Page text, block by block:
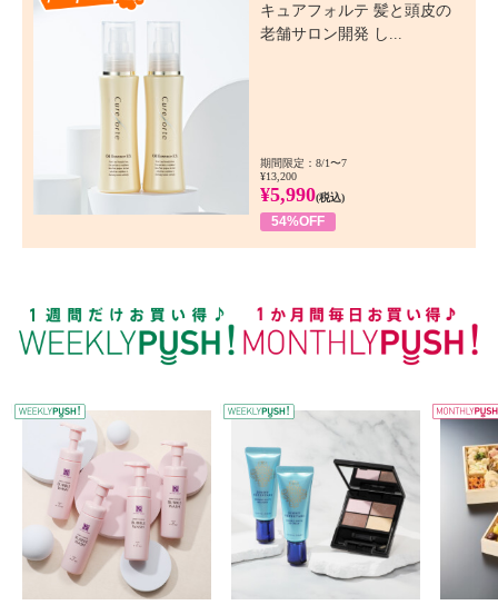
キュアフォルテ 髪と頭皮の
老舗サロン開発 し...
期間限定：8/1〜7
¥13,200
¥5,990(税込)
54%OFF
WEEKLY PUSH